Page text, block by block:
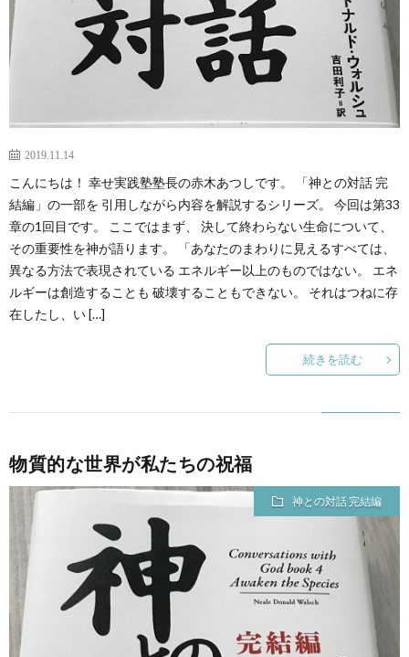
2019.11.14
こんにちは！ 幸せ実践塾塾長の赤木あつしです。 「神との対話 完
結編」の一部を 引用しながら内容を解説するシリーズ。 今回は第33
章の1回目です。 ここではまず、 決して終わらない生命について、
その重要性を神が語ります。 「あなたのまわりに見えるすべては、
異なる方法で表現されている エネルギー以上のものではない。 エネ
ルギーは創造することも 破壊することもできない。 それはつねに存
在したし、い […]
続きを読む
物質的な世界が私たちの祝福
神との対話 完結編